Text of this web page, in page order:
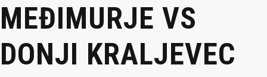
MEĐIMURJE VS
DONJI KRALJEVEC